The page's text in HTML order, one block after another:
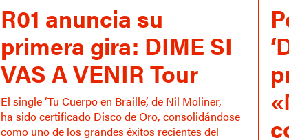
R01 anuncia su
primera gira: DIME SI
VAS A VENIR Tour
El single ‘Tu Cuerpo en Braille’, de Nil Moliner,
ha sido certificado Disco de Oro, consolidándose
como uno de los grandes éxitos recientes del